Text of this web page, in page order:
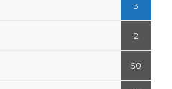
3
2
50